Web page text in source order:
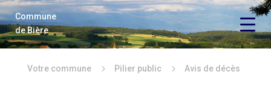
Vie économique
Vie politique
Commune
de Bière
Votre commune 5 Pilier public 5 Avis de décès